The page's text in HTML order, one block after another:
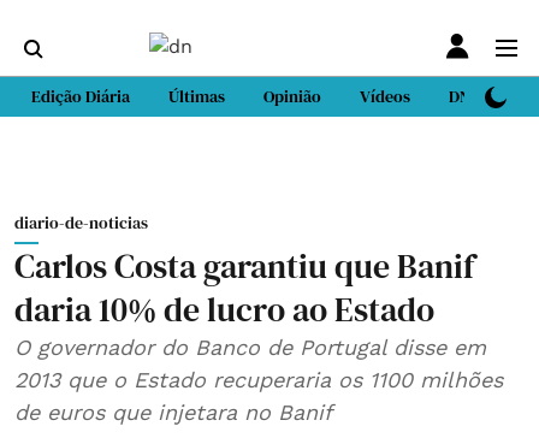
Edição Diária Últimas Opinião Vídeos DN Sport
diario-de-noticias
Carlos Costa garantiu que Banif
daria 10% de lucro ao Estado
O governador do Banco de Portugal disse em
2013 que o Estado recuperaria os 1100 milhões
de euros que injetara no Banif